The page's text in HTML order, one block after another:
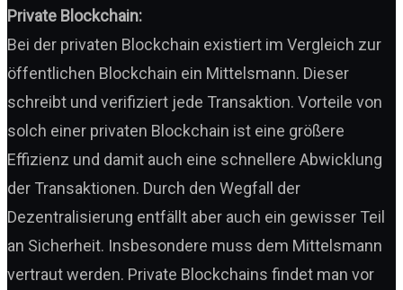
Private Blockchain:
Bei der privaten Blockchain existiert im Vergleich zur
öffentlichen Blockchain ein Mittelsmann. Dieser
schreibt und verifiziert jede Transaktion. Vorteile von
solch einer privaten Blockchain ist eine größere
Effizienz und damit auch eine schnellere Abwicklung
der Transaktionen. Durch den Wegfall der
Dezentralisierung entfällt aber auch ein gewisser Teil
an Sicherheit. Insbesondere muss dem Mittelsmann
vertraut werden. Private Blockchains findet man vor